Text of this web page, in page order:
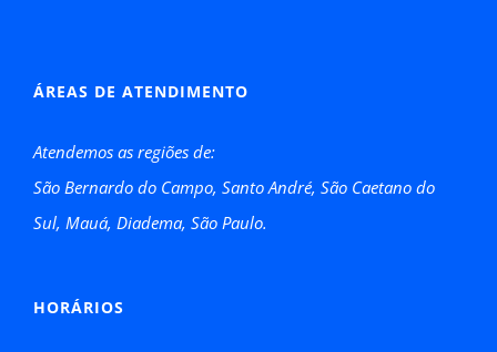
ÁREAS DE ATENDIMENTO
Atendemos as regiões de:
São Bernardo do Campo, Santo André, São Caetano do
Sul, Mauá, Diadema, São Paulo.
HORÁRIOS